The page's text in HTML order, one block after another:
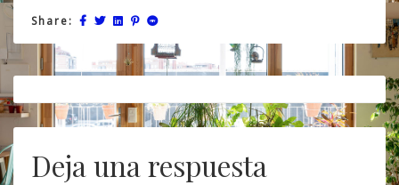
Share:
Post
navigation
Deja una respuesta